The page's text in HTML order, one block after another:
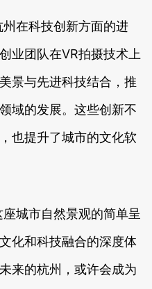
在科技创新方面的进
业团队在VR拍摄技术上
景与先进科技结合，推
域的发展。这些创新不
也提升了城市的文化软
城市自然景观的简单呈
化和科技融合的深度体
来的杭州，或许会成为